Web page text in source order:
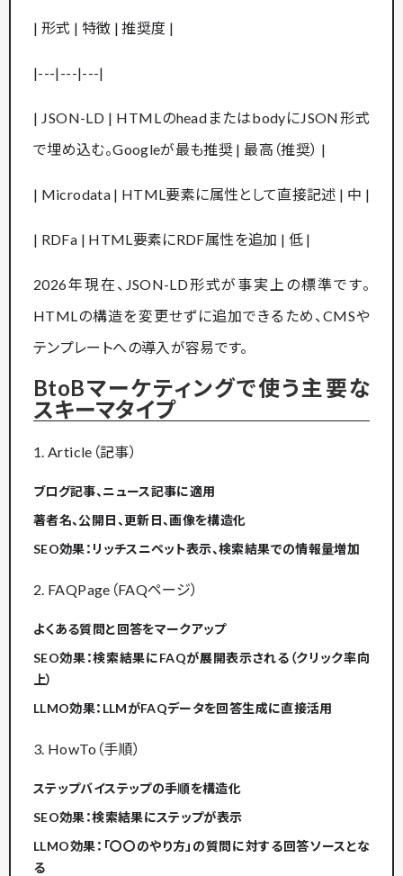
| 形式 | 特徴 | 推奨度 |
|---|---|---|
| JSON-LD | HTMLのheadまたはbodyにJSON形式
で埋め込む。Googleが最も推奨 | 最高（推奨） |
| Microdata | HTML要素に属性として直接記述 | 中 |
| RDFa | HTML要素にRDF属性を追加 | 低 |
2026年現在、JSON-LD形式が事実上の標準です。
HTMLの構造を変更せずに追加できるため、CMSや
テンプレートへの導入が容易です。
BtoBマーケティングで使う主要な
スキーマタイプ
1. Article（記事）
ブログ記事、ニュース記事に適用
著者名、公開日、更新日、画像を構造化
SEO効果：リッチスニペット表示、検索結果での情報量増加
2. FAQPage（FAQページ）
よくある質問と回答をマークアップ
SEO効果：検索結果にFAQが展開表示される（クリック率向
上）
LLMO効果：LLMがFAQデータを回答生成に直接活用
3. HowTo（手順）
ステップバイステップの手順を構造化
SEO効果：検索結果にステップが表示
LLMO効果：「〇〇のやり方」の質問に対する回答ソースとな
る